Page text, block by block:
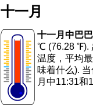
十一月
十一月中巴
℃ (76.28 ℉).
温度，平均
味着什么).
月中11:31和